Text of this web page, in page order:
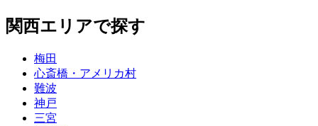
関西エリアで探す
梅田
心斎橋・アメリカ村
難波
神戸
三宮